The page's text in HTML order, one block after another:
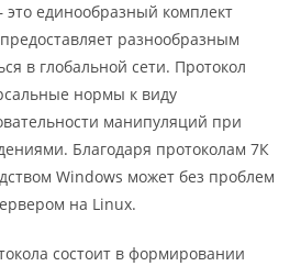
единообразный комплект
разнообразным
в глобальной сети. Протокол
нормы к виду
манипуляций при
Благодаря протоколам 7К
Windows может без проблем
на Linux.
состоит в формировании